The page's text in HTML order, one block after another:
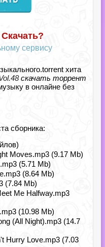
сервису
хита
скачать торрент
в онлайне без
сборника:
Moves.mp3 (9.17 Mb)
(5.71 Mb)
(8.64 Mb)
(7.84 Mb)
Me Halfway.mp3
(10.98 Mb)
(All Night).mp3 (14.7
Hurry Love.mp3 (7.03